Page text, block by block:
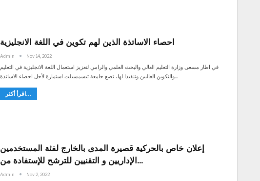
احصاء الاساتذة الذين لهم تكوين في اللغة الانجليزية
Admin Nov 14, 2022
في اطار مسعى وزارة التعليم العالي والبحث العلمي والرامي لتعزيز استعمال اللغة الانجليزية في التعليم
والتكوين العاليين وتنفيذا لها، تضع جامعة تيسمسيلت استمارة لأجل احصاء الاساتذة…
اقرأ أكثر...
إعلان خاص بالحركية قصيرة المدى بالخارج لفئة المستخدمين
الإداريين و التقنيين للترشح للإستفادة من…
Admin Nov 2, 2022